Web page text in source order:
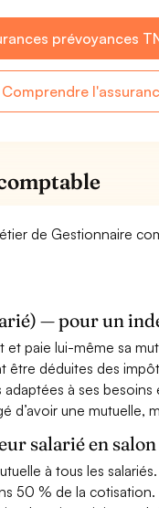
prévoyances
Comprendre
de Gestionnaire
— pour un
et paie lui-même sa
être déduites des
à ses
d’avoir une mutuelle,
salarié en salon
à tous les salariés.
50 % de la cotisation.